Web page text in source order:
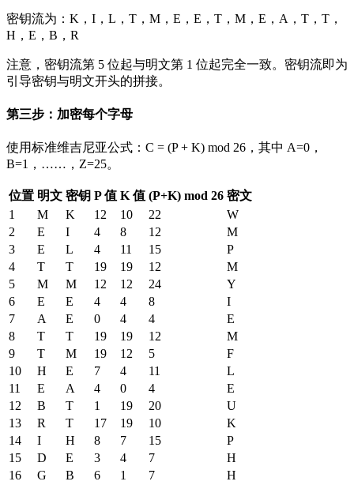
密钥流为：K，I，L，T，M，E，E，T，M，E，A，T，T，
H，E，B，R
注意，密钥流第 5 位起与明文第 1 位起完全一致。密钥流即为
引导密钥与明文开头的拼接。
第三步：加密每个字母
使用标准维吉尼亚公式：C = (P + K) mod 26，其中 A=0，
B=1，……，Z=25。
位置 明文 密钥 P 值 K 值 (P+K) mod 26 密文
1
M K 12 10 22
W
2
E I 4 8 12
M
3
E L 4 11 15
P
4
T T 19 19 12
M
5
M M 12 12 24
Y
6
E E 4 4 8
I
7
A E 0 4 4
E
8
T T 19 19 12
M
9
T M 19 12 5
F
10
H E 7 4 11
L
11
E A 4 0 4
E
12
B T 1 19 20
U
13
R T 17 19 10
K
14
I H 8 7 15
P
15
D E 3 4 7
H
16
G B 6 1 7
H